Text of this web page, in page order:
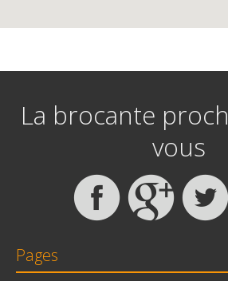
La brocante
vous
Pages